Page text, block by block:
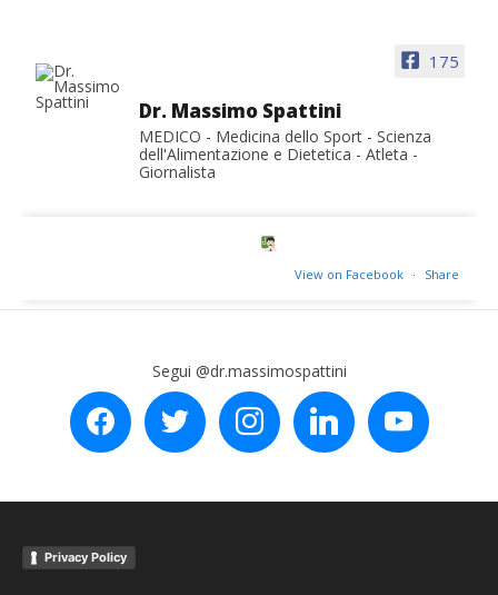
175
Dr. Massimo Spattini
MEDICO - Medicina dello Sport - Scienza
dell'Alimentazione e Dietetica - Atleta -
Giornalista
View on Facebook · Share
Segui @dr.massimospattini
facebook
twitter instagram linkedin youtube
Privacy Policy